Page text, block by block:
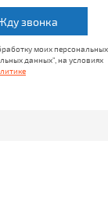
звонка
моих персональных
данных", на условиях